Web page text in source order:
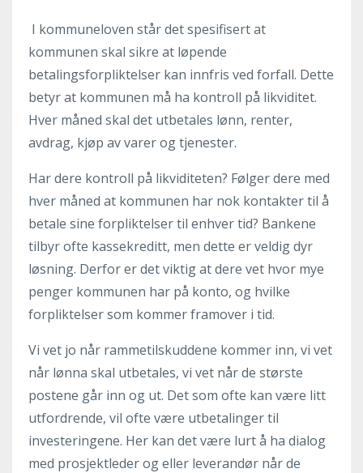
I kommuneloven står det spesifisert at
kommunen skal sikre at løpende
betalingsforpliktelser kan innfris ved forfall. Dette
betyr at kommunen må ha kontroll på likviditet.
Hver måned skal det utbetales lønn, renter,
avdrag, kjøp av varer og tjenester.
Har dere kontroll på likviditeten? Følger dere med
hver måned at kommunen har nok kontakter til å
betale sine forpliktelser til enhver tid? Bankene
tilbyr ofte kassekreditt, men dette er veldig dyr
løsning. Derfor er det viktig at dere vet hvor mye
penger kommunen har på konto, og hvilke
forpliktelser som kommer framover i tid.
Vi vet jo når rammetilskuddene kommer inn, vi vet
når lønna skal utbetales, vi vet når de største
postene går inn og ut. Det som ofte kan være litt
utfordrende, vil ofte være utbetalinger til
investeringene. Her kan det være lurt å ha dialog
med prosjektleder og eller leverandør når de